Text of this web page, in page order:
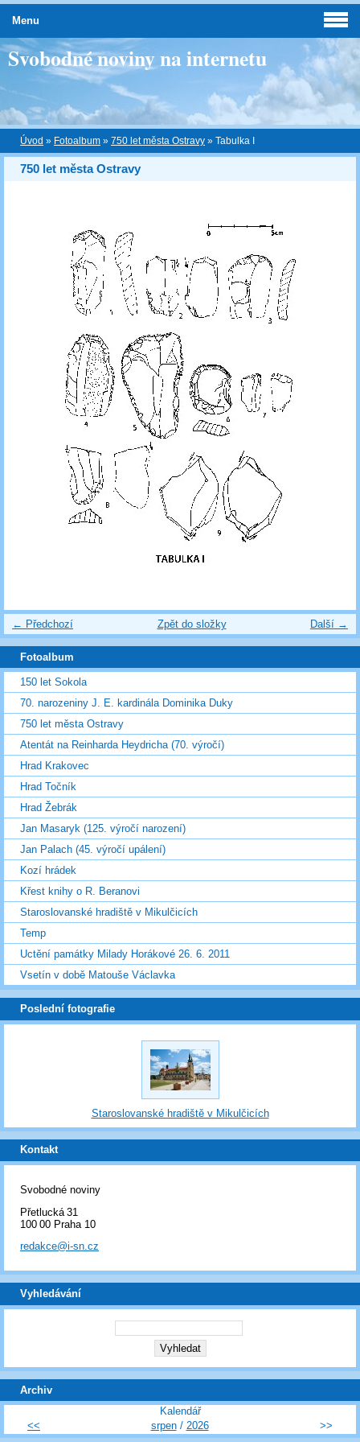
Svobodné noviny na internetu
Úvod » Fotoalbum » 750 let města Ostravy » Tabulka I
750 let města Ostravy
← Předchozí Další →
Zpět do složky
Menu
Fotoalbum
150 let Sokola
70. narozeniny J. E. kardinála Dominika Duky
750 let města Ostravy
Atentát na Reinharda Heydricha (70. výročí)
Hrad Krakovec
Hrad Točník
Hrad Žebrák
Jan Masaryk (125. výročí narození)
Jan Palach (45. výročí upálení)
Kozí hrádek
Křest knihy o R. Beranovi
Staroslovanské hradiště v Mikulčicích
Temp
Uctění památky Milady Horákové 26. 6. 2011
Vsetín v době Matouše Václavka
Poslední fotografie
Staroslovanské hradiště v Mikulčicích
Kontakt
Svobodné noviny
Přetlucká 31
100 00 Praha 10
redakce@i-sn.cz
Vyhledávání
Archiv
Kalendář
<<
srpen/ 2026 >>